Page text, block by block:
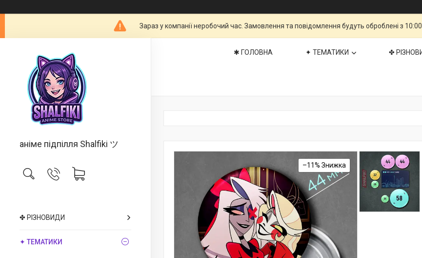
Зараз у компанії неробочий час. Замовлення та повідомлення будуть оброблені з
аніме підпілля Shalfiki ツ
✤ РІЗНОВИДИ
✦ ТЕМАТИКИ
✱ ГОЛОВНА ✦ ТЕМАТИКИ ✤
–11%